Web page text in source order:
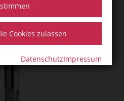
Cookies zulassen
DatenschutzImpressum